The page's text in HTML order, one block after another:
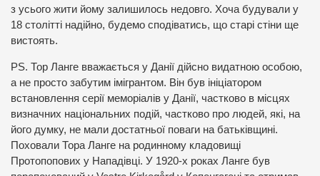
з усього жити йому залишилось недовго. Хоча будували у
18 столітті надійно, будемо сподіватись, що старі стіни ще
вистоять.
PS. Тор Ланге вважається у Данії дійсно видатною особою,
а не просто забутим імігрантом. Він був ініціатором
встановлення серії меморіалів у Данії, частково в місцях
визначних національних подій, частково про людей, які, на
його думку, не мали достатньої поваги на батьківщині.
Поховали Тора Ланге на родинному кладовищі
Протопопових у Нападівці. У 1920-х роках Ланге був